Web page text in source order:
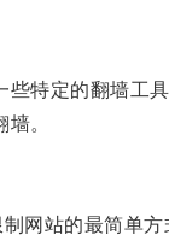
特定的翻墙工具
。
站的最简单方